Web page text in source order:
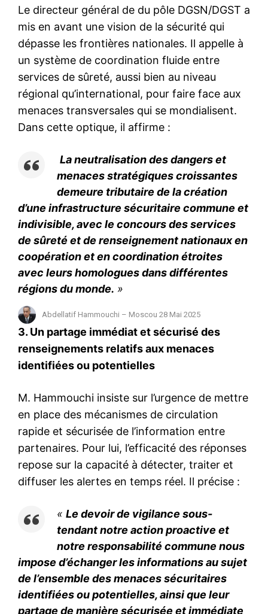
Le directeur général de du pôle DGSN/DGST a
mis en avant une vision de la sécurité qui
dépasse les frontières nationales. Il appelle à
un système de coordination fluide entre
services de sûreté, aussi bien au niveau
régional qu’international, pour faire face aux
menaces transversales qui se mondialisent.
Dans cette optique, il affirme :
La neutralisation des dangers et
menaces stratégiques croissantes
demeure tributaire de la création
d’une infrastructure sécuritaire commune et
indivisible, avec le concours des services
de sûreté et de renseignement nationaux en
coopération et en coordination étroites
avec leurs homologues dans différentes
régions du monde. »
Abdellatif Hammouchi – Moscou 28 Mai 2025
3. Un partage immédiat et sécurisé des
renseignements relatifs aux menaces
identifiées ou potentielles
M. Hammouchi insiste sur l’urgence de mettre
en place des mécanismes de circulation
rapide et sécurisée de l’information entre
partenaires. Pour lui, l’efficacité des réponses
repose sur la capacité à détecter, traiter et
diffuser les alertes en temps réel. Il précise :
« Le devoir de vigilance sous-
tendant notre action proactive et
notre responsabilité commune nous
impose d’échanger les informations au sujet
de l’ensemble des menaces sécuritaires
identifiées ou potentielles, ainsi que leur
partage de manière sécurisée et immédiate